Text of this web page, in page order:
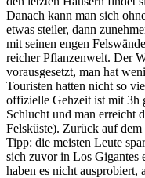
Danach kann man sich
etwas steiler, dann
mit seinen engen
reicher Pflanzenwelt. Der
vorausgesetzt, man hat
Touristen hatten nicht so
offizielle Gehzeit ist mit 3h
Schlucht und man erreicht
Felsküste). Zurück auf dem
Tipp: die meisten Leute
sich zuvor in Los Gigantes
haben es nicht ausprobiert,